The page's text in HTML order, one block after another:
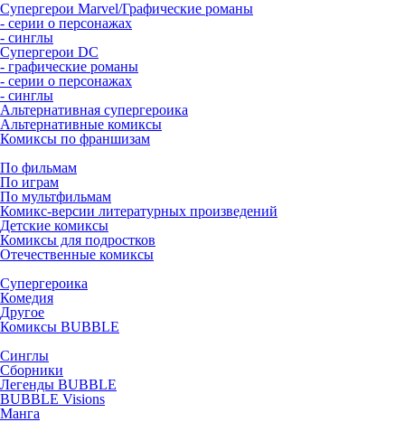
Супергерои Marvel/Графические романы
- серии о персонажах
- синглы
Супергерои DC
- графические романы
- серии о персонажах
- синглы
Альтернативная супергероика
Альтернативные комиксы
Комиксы по франшизам
По фильмам
По играм
По мультфильмам
Комикс-версии литературных произведений
Детские комиксы
Комиксы для подростков
Отечественные комиксы
Супергероика
Комедия
Другое
Комиксы BUBBLE
Синглы
Сборники
Легенды BUBBLE
BUBBLE Visions
Манга